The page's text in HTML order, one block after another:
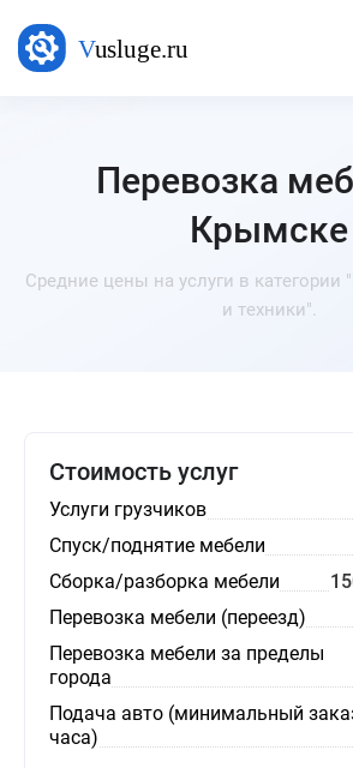
Перевозка
Крымске
Средние цены на услуги в категории
и техники".
Стоимость услуг
Услуги грузчиков
Спуск/поднятие мебели
Сборка/разборка мебели
Перевозка мебели (переезд)
Перевозка мебели за пределы
города
Подача авто (минимальный
часа)